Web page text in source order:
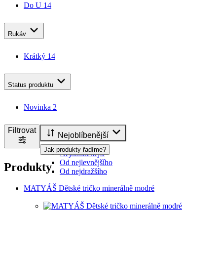
Do U 14
Rukáv
Krátký 14
Status produktu
Novinka 2
Filtrovat
Nejoblíbenější
Nejoblíbenější
Od nejlevnějšího
Od nejdražšího
Jak produkty řadíme?
Produkty
MATYÁŠ Dětské tričko minerálně modré